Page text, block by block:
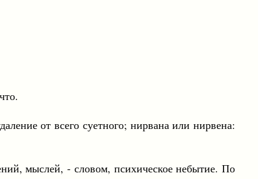
от всего суетного; нирвана или нирвена:
мыслей, - словом, психическое небытие. По